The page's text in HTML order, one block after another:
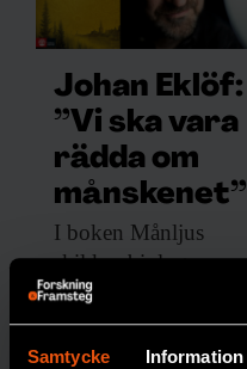
Samtycke Information
Johan Eklöf:
”Vi ska vara
rädda om
månskenet”
I boken Månljus
skildrar biologen
Johan Eklöf de
rytmer månen ger
upphov till på